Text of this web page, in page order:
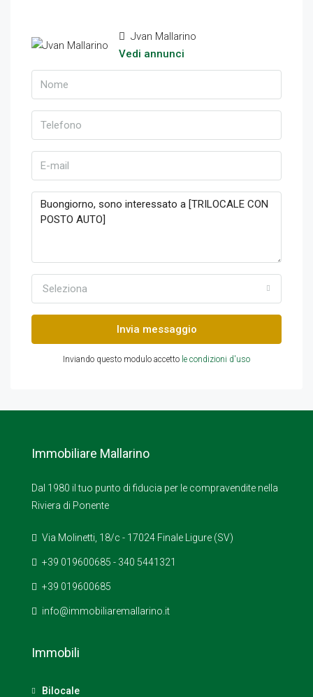
Jvan Mallarino
Vedi annunci
Seleziona
Invia messaggio
Inviando questo modulo accetto le condizioni d'uso
Immobiliare Mallarino
Dal 1980 il tuo punto di fiducia per le compravendite nella
Riviera di Ponente
Via Molinetti, 18/c - 17024 Finale Ligure (SV)
+39 019600685 - 340 5441321
+39 019600685
info@immobiliaremallarino.it
Immobili
Bilocale